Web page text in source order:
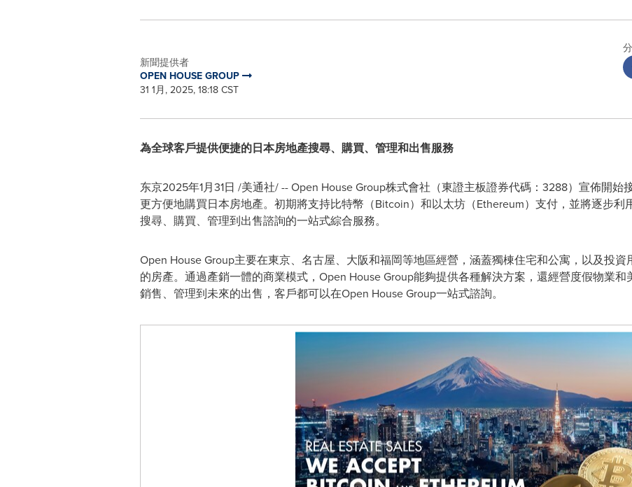
新聞提供者
OPEN HOUSE GROUP
31 1月, 2025, 18:18 CST
為全球客戶提供便捷的日本房地產搜尋、購買、管理和出售服務
东京2025年1月31日 /美通社/ -- Open House Group株式會社（東證主板證券代碼：3288）宣佈開始
更方便地購買日本房地產。初期將支持比特幣（Bitcoin）和以太坊（Ethereum）支付，並將逐步利
搜尋、購買、管理到出售諮詢的一站式綜合服務。
Open House Group主要在東京、名古屋、大阪和福岡等地區經營，涵蓋獨棟住宅和公寓，以及投
的房產。通過產銷一體的商業模式，Open House Group能夠提供各種解決方案，還經營度假物業和
銷售、管理到未來的出售，客戶都可以在Open House Group一站式諮詢。